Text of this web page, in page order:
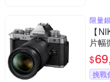
限量
【
片幅
$
挑戰